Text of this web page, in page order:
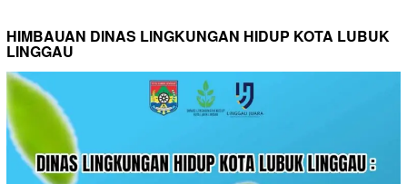
HIMBAUAN DINAS LINGKUNGAN HIDUP KOTA LUBUK
LINGGAU